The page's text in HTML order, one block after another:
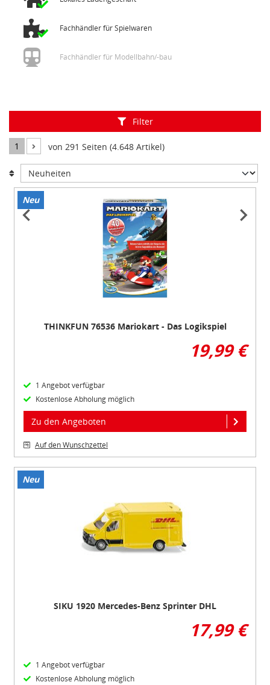
Fachhändler für Spielwaren
Fachhändler für Modellbahn/-bau
Filter
1 von 291 Seiten (4.648 Artikel)
Neu
Item
THINKFUN 76536 Mariokart - Das Logikspiel
19,99 €
1 Angebot verfügbar
Kostenlose Abholung möglich
Zu den Angeboten
Auf den Wunschzettel
Neu
Item
SIKU 1920 Mercedes-Benz Sprinter DHL
17,99 €
1 Angebot verfügbar
Kostenlose Abholung möglich